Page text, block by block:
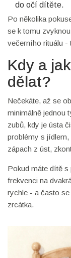
do očí dítěte.
Po několika
se k tomu
večerního rituálu -
Kdy a
dělat?
Nečekáte, až se
minimálně jednou
zubů, kdy je ústa
problémy s
zápach z úst,
Pokud máte dítě
frekvenci na
rychle - a často se
zrcátka.